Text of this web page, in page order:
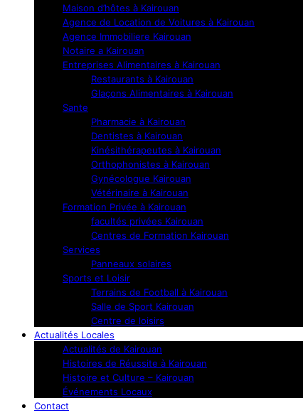
Maison d’hôtes à Kairouan
Agence de Location de Voitures à Kairouan
Agence Immobiliere Kairouan
Notaire a Kairouan
Entreprises Alimentaires à Kairouan
Restaurants à Kairouan
Glaçons Alimentaires à Kairouan
Sante
Pharmacie à Kairouan
Dentistes à Kairouan
Kinésithérapeutes à Kairouan
Orthophonistes à Kairouan
Gynécologue Kairouan
Vétérinaire à Kairouan
Formation Privée à Kairouan
facultés privées Kairouan
Centres de Formation Kairouan
Services
Panneaux solaires
Sports et Loisir
Terrains de Football à Kairouan
Salle de Sport Kairouan
Centre de loisirs
Actualités Locales
Actualités de Kairouan
Histoires de Réussite à Kairouan
Histoire et Culture – Kairouan
Événements Locaux
Contact